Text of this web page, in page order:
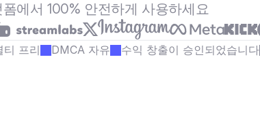
에서 100% 안전하게 사용하세요
티 프리 DMCA 자유 수익 창출이 승인되었습니다